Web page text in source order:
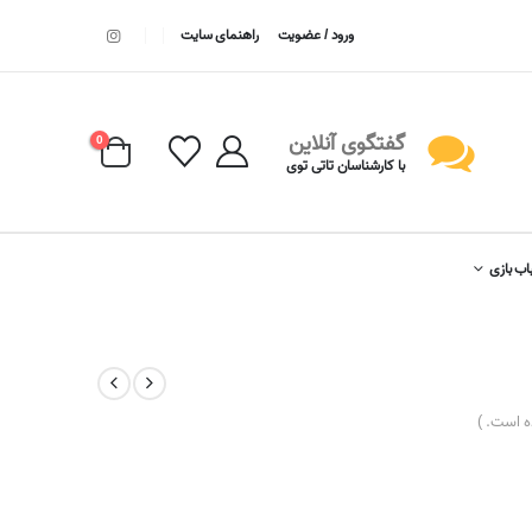
ورود / عضویت راهنمای سایت
گفتگوی آنلاین
با کارشناسان تاتی توی
0
بازی
است. )